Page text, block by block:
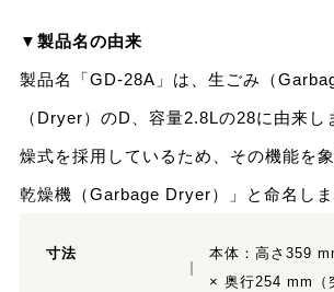
▼製品名の由来
製品名「GD-28A」は、生ごみ（
（Dryer）のD、容量2.8Lの28に由来し
燥式を採用しているため、その機能を
乾燥機（Garbage Dryer）」と命名しま
寸法
本体：高さ359
× 奥行254 mm（